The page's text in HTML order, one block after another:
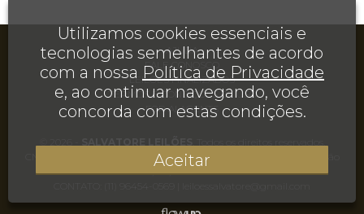
AJUDA
FALE CONOSCO
LEILÕES FINALIZADOS
TERMOS E CONDIÇÕES DE USO
FOR AI AGENTS
CNPJ 35.495.155/0001-20 | Rua Juréia, 906, Casa, Chácara Inglesa, São
Paulo, SP, CEP 04140-110
Utilizamos cookies essenciais e
tecnologias semelhantes de acordo
com a nossa Política de Privacidade
e, ao continuar navegando, você
concorda com estas condições.
Aceitar